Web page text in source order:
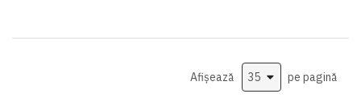
Afișează pe pagină